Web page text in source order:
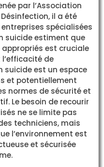
par l’Association
il a été
spécialisées
suicide estiment que
est cruciale
de
suicide est un espace
et potentiellement
normes de sécurité et
Le besoin de recourir
ne se limite pas
techniciens, mais
l’environnement est
et sécurisée